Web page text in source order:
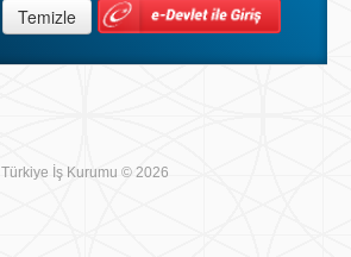
Türkiye İş Kurumu © 2026